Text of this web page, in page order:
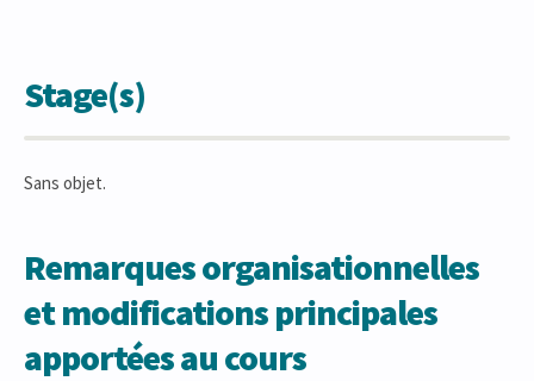
Stage(s)
Sans objet.
Remarques organisationnelles
et modifications principales
apportées au cours